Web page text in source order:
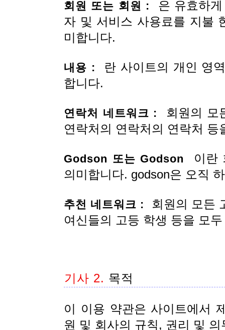
회원 또는 회원 : 은 유효하
자 및 서비스 사용료를 지불
미합니다.
내용 : 란 사이트의 개인 영
합니다.
연락처 네트워크 :
회원의 모
연락처의 연락처의 연락처 등
Godson 또는 Godson
이란
의미합니다. godson은 오직
추천 네트워크 :
회원의 모든
여신들의 고등 학생 등을 모
기사 2. 목적
이 이용 약관은 사이트에서
원 및 회사의 규칙, 권리 및